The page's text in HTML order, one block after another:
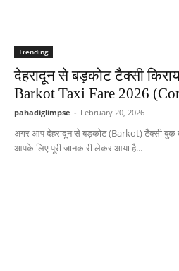
Trending
देहरादून से बड़कोट टैक्सी
Barkot Taxi Fare 2026
pahadiglimpse - February 20, 2026
अगर आप देहरादून से बड़कोट (Barkot) टैक्सी बुक
आपके लिए पूरी जानकारी लेकर आया है...